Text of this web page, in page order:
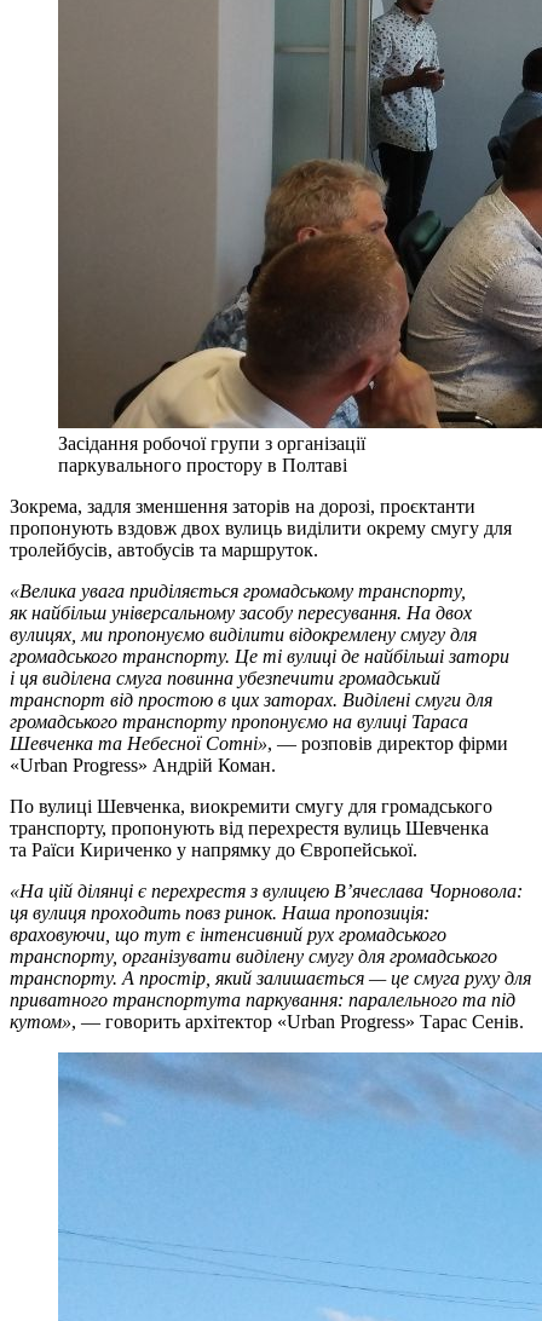
Засідання робочої групи з організації
паркувального простору в Полтаві
Зокрема, задля зменшення заторів на дорозі, проєктанти
пропонують вздовж двох вулиць виділити окрему смугу для
тролейбусів, автобусів та маршруток.
«Велика увага приділяється громадському транспорту,
як найбільш універсальному засобу пересування. На двох
вулицях, ми пропонуємо виділити відокремлену смугу для
громадського транспорту. Це ті вулиці де найбільші затори
і ця виділена смуга повинна убезпечити громадський
транспорт від простою в цих заторах. Виділені смуги для
громадського транспорту пропонуємо на вулиці Тараса
Шевченка та Небесної Сотні», — розповів директор фірми
«Urban Progress» Андрій Коман.
По вулиці Шевченка, виокремити смугу для громадського
транспорту, пропонують від перехрестя вулиць Шевченка
та Раїси Кириченко у напрямку до Європейської.
«На цій ділянці є перехрестя з вулицею В’ячеслава Чорновола:
ця вулиця проходить повз ринок. Наша пропозиція:
враховуючи, що тут є інтенсивний рух громадського
транспорту, організувати виділену смугу для громадського
транспорту. А простір, який залишається — це смуга руху для
приватного транспортута паркування: паралельного та під
кутом», — говорить архітектор «Urban Progress» Тарас Сенів.